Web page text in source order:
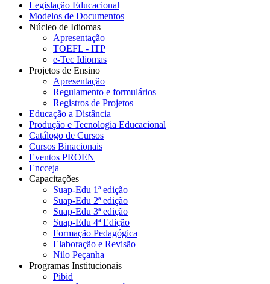
Legislação Educacional
Modelos de Documentos
Núcleo de Idiomas
Apresentação
TOEFL - ITP
e-Tec Idiomas
Projetos de Ensino
Apresentação
Regulamento e formulários
Registros de Projetos
Educação a Distância
Produção e Tecnologia Educacional
Catálogo de Cursos
Cursos Binacionais
Eventos PROEN
Encceja
Capacitações
Suap-Edu 1ª edição
Suap-Edu 2ª edição
Suap-Edu 3ª edição
Suap-Edu 4ª Edição
Formação Pedagógica
Elaboração e Revisão
Nilo Peçanha
Programas Institucionais
Pibid